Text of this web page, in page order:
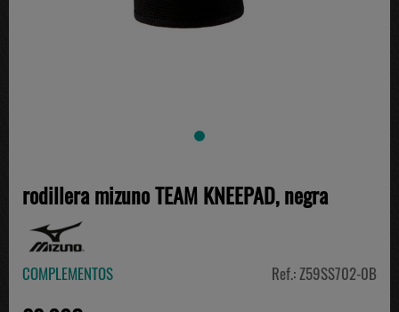
rodillera mizuno TEAM KNEEPAD, negra
COMPLEMENTOS Ref.: Z59SS702-0B